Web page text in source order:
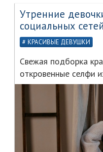
Утренние
социальных
КРАСИВЫЕ ДЕВУШКИ
Свежая подборка
откровенные селфи